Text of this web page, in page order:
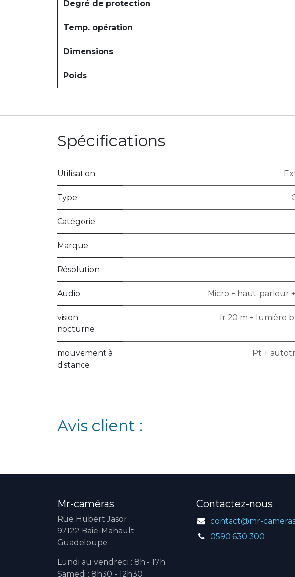
Degré de protection
Temp. opération
Dimensions
Poids
Spécifications
Utilisation
Type
Catégorie
Marque
Résolution
Audio Micro + haut-parleur
vision
nocturne
Ir 20 m + lumière
mouvement à
distance
Pt +
Avis client :
Mr-caméras
Rue Hubert Jasor
97122 Baie-Mahault
Guadeloupe
Lundi au vendredi : 8h - 17h
Samedi : 8h30 - 12h30
Contactez-nous
contact@mr-
0590 630 300